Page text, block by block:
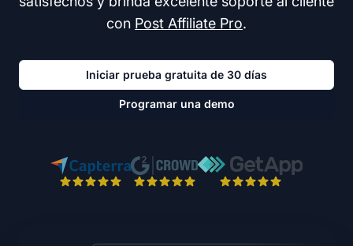
con Post Affiliate Pro.
Iniciar prueba gratuita de 30 días
Programar una demo